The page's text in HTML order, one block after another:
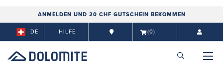
ANMELDEN UND 20 CHF GUTSCHEIN BEKOMMEN
DE HILFE (0)